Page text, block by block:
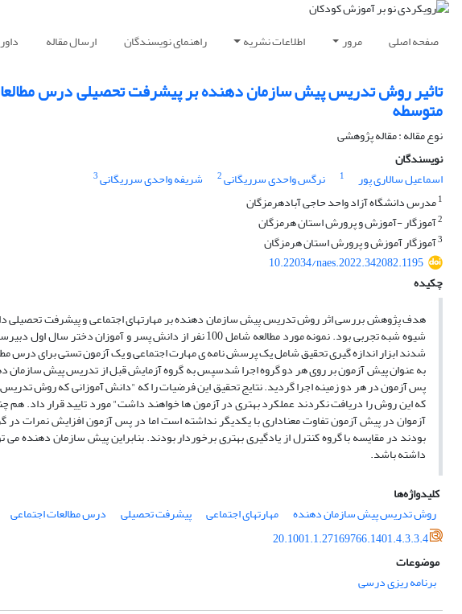
صفحه اصلی مرور اطلاعات نشریه راهنمای نویسندگان ارسال مقاله
تاثیر روش تدریس پیش سازمان دهنده بر پیشرفت تحصیلی درس
متوسطه
نوع مقاله : مقاله پژوهشی
نویسندگان
اسماعیل سالاری پور
1 نرگس واحدی سرریگانی2 شریفه واحدی سرریگانی3
1مدرس دانشگاه آزاد واحد حاجی آبادهرمزگان
2آموزگار -آموزش و پرورش استان هرمزگان
3آموزگار آموزش و پرورش استان هرمزگان
10.22034/naes.2022.342082.1195
چکیده
هدف پژوهش بررسی اثر روش تدریس پیش سازمان دهنده بر مهارتهای اجتماعی و پیشرفت تحصیلی
شیوه شبه تجربی بود. نمونه مورد مطالعه شامل 100 نفر از
شدند ابزار اندازه گیری تحقیق شامل یک پرسش نامه ی مهارت اجتماعی و یک آزمون تستی برای درس
به عنوان پیش آزمون بر روی هر دو گروه اجرا شدسپس به گروه آزمایش قبل از تدریس پیش
پس آزمون در هر دو زمینه اجرا گردید. نتایج تحقیق این فرضیات را که "دانش آموزانی که روش
که این روش را دریافت نکردند عملکرد بهتری در آزمون ها خواهند داشت" مورد تایید قرار داد. هم
آزموان در پیش آزمون تفاوت معناداری با یکدیگر نداشته است اما در پس آزمون افزایش نمرات
بودند در مقایسه با گروه کنترل از یادگیری بهتری برخوردار بودند. بنابراین پیش سازمان دهنده
داشته باشد.
کلیدواژه‌ها
روش تدریس پیش سازمان دهنده
مهارتهای اجتماعی پیشرفت تحصیلی
درس مطالعات اجتماعی
20.1001.1.27169766.1401.4.3.3.4
موضوعات
برنامه ریزی درسی